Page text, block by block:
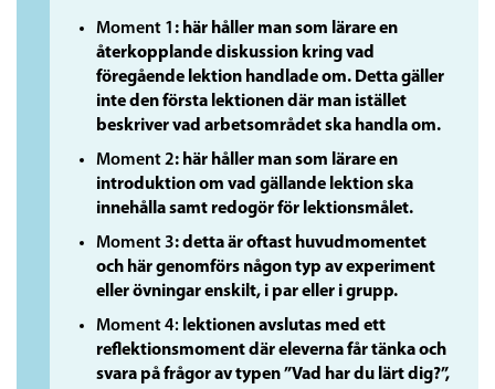
Moment 1 : här håller man som lärare en
återkopplande diskussion kring vad
föregående lektion handlade om. Detta gäller
inte den första lektionen där man istället
beskriver vad arbetsområdet ska handla om.
Moment 2: här håller man som lärare en
introduktion om vad gällande lektion ska
innehålla samt redogör för lektionsmålet.
Moment 3: detta är oftast huvudmomentet
och här genomförs någon typ av experiment
eller övningar enskilt, i par eller i grupp.
Moment 4: lektionen avslutas med ett
reflektionsmoment där eleverna får tänka och
svara på frågor av typen ”Vad har du lärt dig?”,